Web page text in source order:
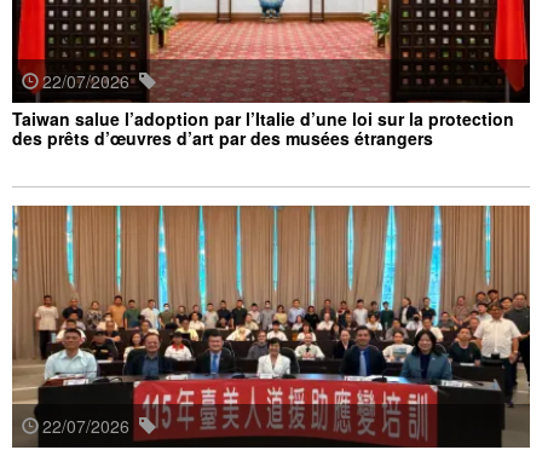
22/07/2026
Taiwan salue l’adoption par l’Italie d’une loi sur la protection
des prêts d’œuvres d’art par des musées étrangers
22/07/2026